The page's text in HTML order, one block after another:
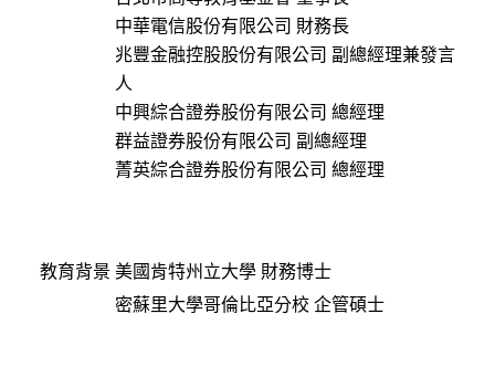
中華電信股份有限公司 財務長
兆豐金融控股股份有限公司 副總經理兼發言
人
中興綜合證券股份有限公司 總經理
群益證券股份有限公司 副總經理
菁英綜合證券股份有限公司 總經理
教育背景 美國肯特州立大學 財務博士
密蘇里大學哥倫比亞分校 企管碩士